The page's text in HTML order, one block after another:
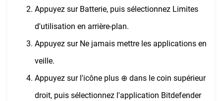
Appuyez sur Batterie, puis sélectionnez Limites
d'utilisation en arrière-plan.
Appuyez sur Ne jamais mettre les applications en
veille.
Appuyez sur l'icône plus ⊕ dans le coin supérieur
droit, puis sélectionnez l'application Bitdefender